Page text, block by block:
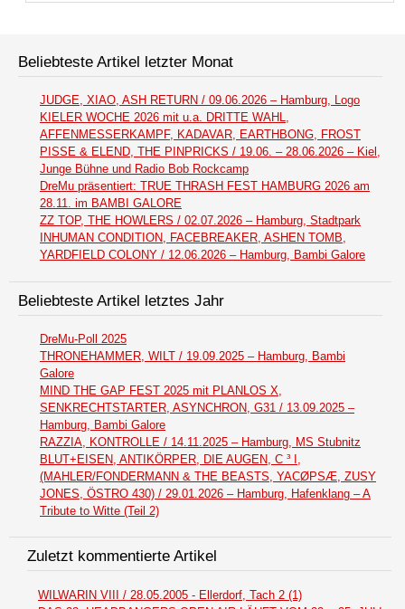
Beliebteste Artikel letzter Monat
JUDGE, XIAO, ASH RETURN / 09.06.2026 – Hamburg, Logo
KIELER WOCHE 2026 mit u.a. DRITTE WAHL,
AFFENMESSERKAMPF, KADAVAR, EARTHBONG, FROST
PISSE & ELEND, THE PINPRICKS / 19.06. – 28.06.2026 – Kiel,
Junge Bühne und Radio Bob Rockcamp
DreMu präsentiert: TRUE THRASH FEST HAMBURG 2026 am
28.11. im BAMBI GALORE
ZZ TOP, THE HOWLERS / 02.07.2026 – Hamburg, Stadtpark
INHUMAN CONDITION, FACEBREAKER, ASHEN TOMB,
YARDFIELD COLONY / 12.06.2026 – Hamburg, Bambi Galore
Beliebteste Artikel letztes Jahr
DreMu-Poll 2025
THRONEHAMMER, WILT / 19.09.2025 – Hamburg, Bambi
Galore
MIND THE GAP FEST 2025 mit PLANLOS X,
SENKRECHTSTARTER, ASYNCHRON, G31 / 13.09.2025 –
Hamburg, Bambi Galore
RAZZIA, KONTROLLE / 14.11.2025 – Hamburg, MS Stubnitz
BLUT+EISEN, ANTIKÖRPER, DIE AUGEN, C ³ I,
(MAHLER/FONDERMANN & THE BEASTS, YACØPSÆ, ZUSY
JONES, ÖSTRO 430) / 29.01.2026 – Hamburg, Hafenklang – A
Tribute to Witte (Teil 2)
Zuletzt kommentierte Artikel
WILWARIN VIII / 28.05.2005 - Ellerdorf, Tach 2 (1)